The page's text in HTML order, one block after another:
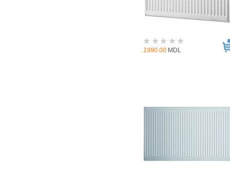
1990.00 MDL